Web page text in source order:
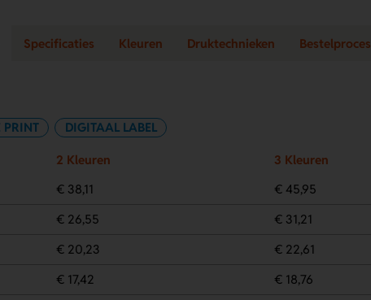
Specificaties Kleuren Druktechnieken Bestelproces
PRINT DIGITAAL LABEL
2 Kleuren 3 Kleuren
€ 38,11 € 45,95
€ 26,55 € 31,21
€ 20,23 € 22,61
€ 17,42 € 18,76